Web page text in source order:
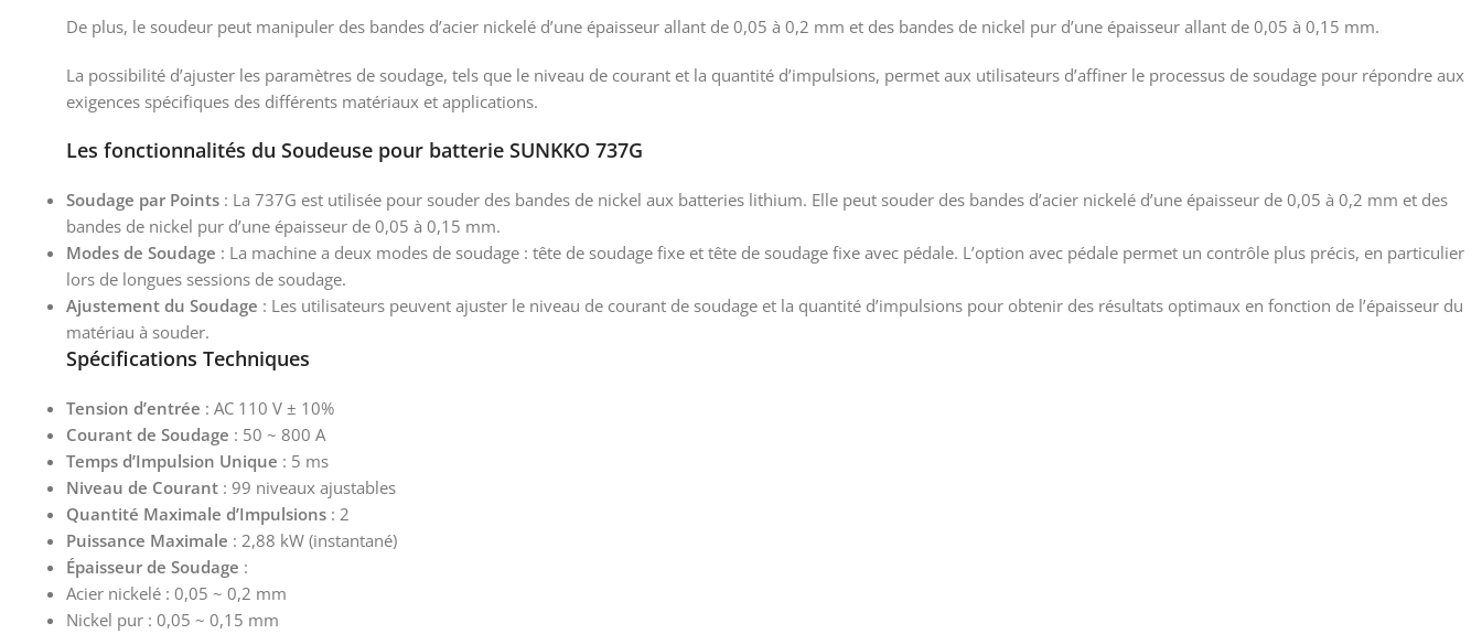
De plus, le soudeur peut manipuler des bandes d’acier nickelé d’une épaisseur allant de 0,05 à 0,2 mm et des bandes de nickel pur d’une épaisseur allant de 0,05 à 0,15 mm.
La possibilité d’ajuster les paramètres de soudage, tels que le niveau de courant et la quantité d’impulsions, permet aux utilisateurs d’affiner le processus de soudage pour répondre aux
exigences spécifiques des différents matériaux et applications.
Les fonctionnalités du Soudeuse pour batterie SUNKKO 737G
Soudage par Points : La 737G est utilisée pour souder des bandes de nickel aux batteries lithium. Elle peut souder des bandes d’acier nickelé d’une épaisseur de 0,05 à 0,2 mm et des
bandes de nickel pur d’une épaisseur de 0,05 à 0,15 mm.
Modes de Soudage : La machine a deux modes de soudage : tête de soudage fixe et tête de soudage fixe avec pédale. L’option avec pédale permet un contrôle plus précis, en particulier
lors de longues sessions de soudage.
Ajustement du Soudage : Les utilisateurs peuvent ajuster le niveau de courant de soudage et la quantité d’impulsions pour obtenir des résultats optimaux en fonction de l’épaisseur du
matériau à souder.
Spécifications Techniques
Tension d’entrée : AC 110 V ± 10%
Courant de Soudage : 50 ~ 800 A
Temps d’Impulsion Unique : 5 ms
Niveau de Courant : 99 niveaux ajustables
Quantité Maximale d’Impulsions : 2
Puissance Maximale : 2,88 kW (instantané)
Épaisseur de Soudage :
Acier nickelé : 0,05 ~ 0,2 mm
Nickel pur : 0,05 ~ 0,15 mm